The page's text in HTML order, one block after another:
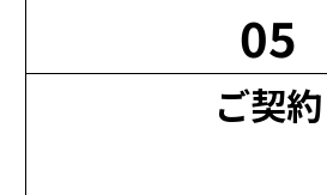
05
ご契約